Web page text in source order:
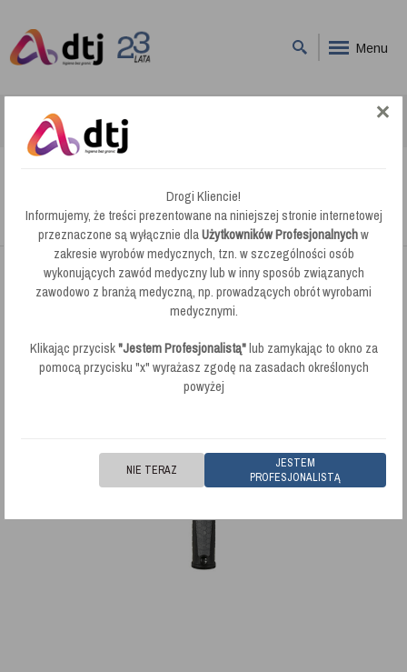
Menu
Unger ErgoTec Ninja Window Washer Myjka do Szyb 45cm NA450
Unger ErgoTec Ninja Window Washer Myjka
do Szyb 45cm NA450
Drogi Kliencie!
Informujemy, że treści prezentowane na niniejszej stronie internetowej
przeznaczone są wyłącznie dlaUżytkowników Profesjonalnychw
zakresie wyrobów medycznych, tzn. w szczególności osób
wykonujących zawód medyczny lub w inny sposób związanych
zawodowo z branżą medyczną, np. prowadzących obrót wyrobami
medycznymi.
Klikając przycisk"Jestem Profesjonalistą"lub zamykając to okno za
pomocą przycisku "x" wyrażasz zgodę na zasadach określonych
powyżej
JESTEM
PROFESJONALISTĄ
NIE TERAZ